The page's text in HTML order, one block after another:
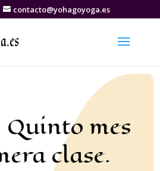
contacto@yohagoyoga.es
Quinto mes
clase.